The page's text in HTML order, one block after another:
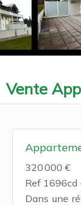
Vente
320 000 €
Ref 1696cd
Dans une